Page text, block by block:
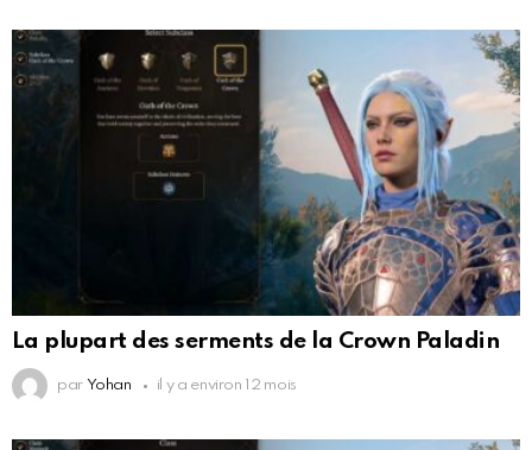
La plupart des serments de la Crown Paladin
par Yohan il y a environ 12 mois